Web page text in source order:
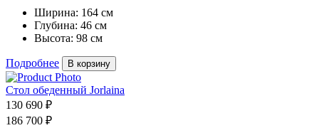
Ширина: 164 см
Глубина: 46 см
Высота: 98 см
Подробнее В корзину
Стол обеденный Jorlaina
130 690 ₽
186 700 ₽